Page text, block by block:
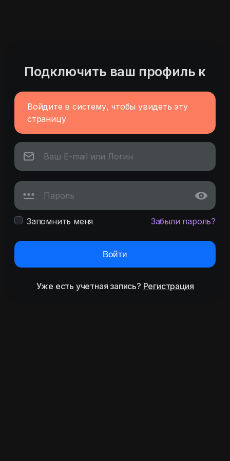
Подключить ваш профиль к
Войдите в систему, чтобы увидеть эту
страницу
Запомнить меня Забыли пароль?
Войти
Уже есть учетная запись? Регистрация